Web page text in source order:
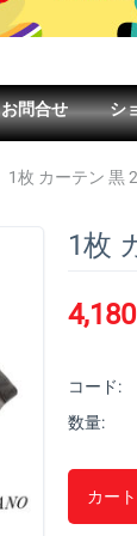
お問合せ シ
1枚 カーテン 黒
1枚
4,180
コード:
数量:
カー